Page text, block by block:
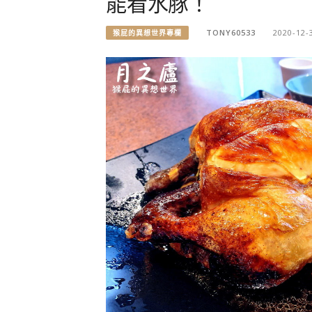
猴屁的異想世界專欄 TONY60533 2020-12-